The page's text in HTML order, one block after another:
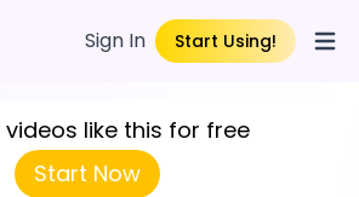
Sign In Start Using!
like this for free
Start Now